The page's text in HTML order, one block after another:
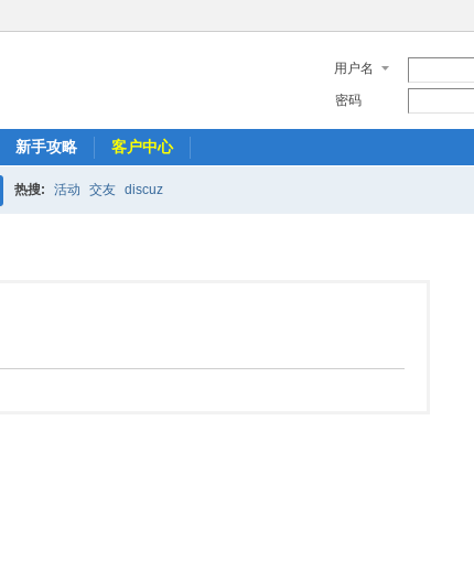
用户名
密码
新手攻略 客户中心
热搜: 活动 交友 discuz